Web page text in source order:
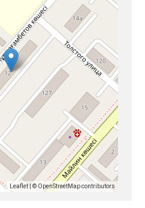
Leaflet | © OpenStreetMapcontributors